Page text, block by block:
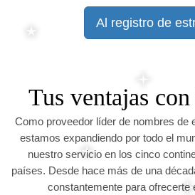
Al registro de
Tus ventajas
Como proveedor líder de nombres de
estamos expandiendo por todo el
nuestro servicio en los cinco
países. Desde hace más de una
constantemente para ofrecerte